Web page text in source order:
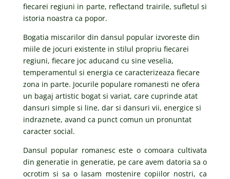
fiecarei regiuni in parte, reflectand trairile, sufletul si
istoria noastra ca popor.
Bogatia miscarilor din dansul popular izvoreste din
miile de jocuri existente in stilul propriu fiecarei
regiuni, fiecare joc aducand cu sine veselia,
temperamentul si energia ce caracterizeaza fiecare
zona in parte. Jocurile populare romanesti ne ofera
un bagaj artistic bogat si variat, care cuprinde atat
dansuri simple si line, dar si dansuri vii, energice si
indraznete, avand ca punct comun un pronuntat
caracter social.
Dansul popular romanesc este o comoara cultivata
din generatie in generatie, pe care avem datoria sa o
ocrotim si sa o lasam mostenire copiilor nostri, ca